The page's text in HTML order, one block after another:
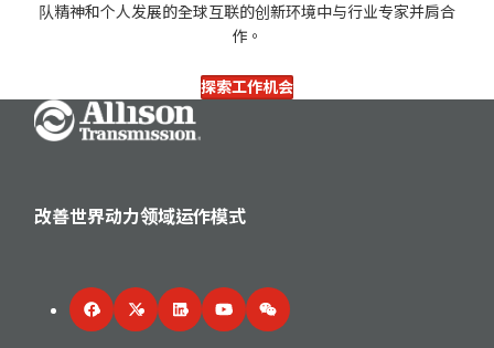
队精神和个人发展的全球互联的创新环境中与行业专家并肩合
作。
探索工作机会
Go Home
改善世界动力领域运作模式
FacebookTwitterLinkedInYouTubeWeChat